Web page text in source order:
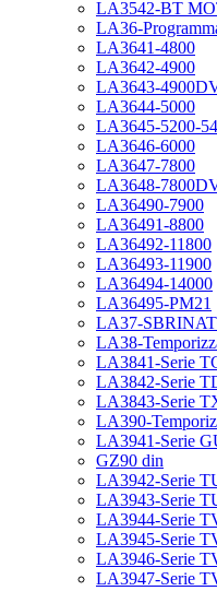
LA3542-BT
LA36-
LA3641-4800
LA3642-4900
LA3643-
LA3644-5000
LA3645-5200-
LA3646-6000
LA3647-7800
LA3648-
LA36490-7900
LA36491-8800
LA36492-11800
LA36493-11900
LA36494-14000
LA36495-PM21
LA37-
LA38-
LA3841-Serie
LA3842-Serie
LA3843-Serie
LA390-
LA3941-Serie
GZ90 din
LA3942-Serie
LA3943-Serie
LA3944-Serie
LA3945-Serie
LA3946-Serie
LA3947-Serie